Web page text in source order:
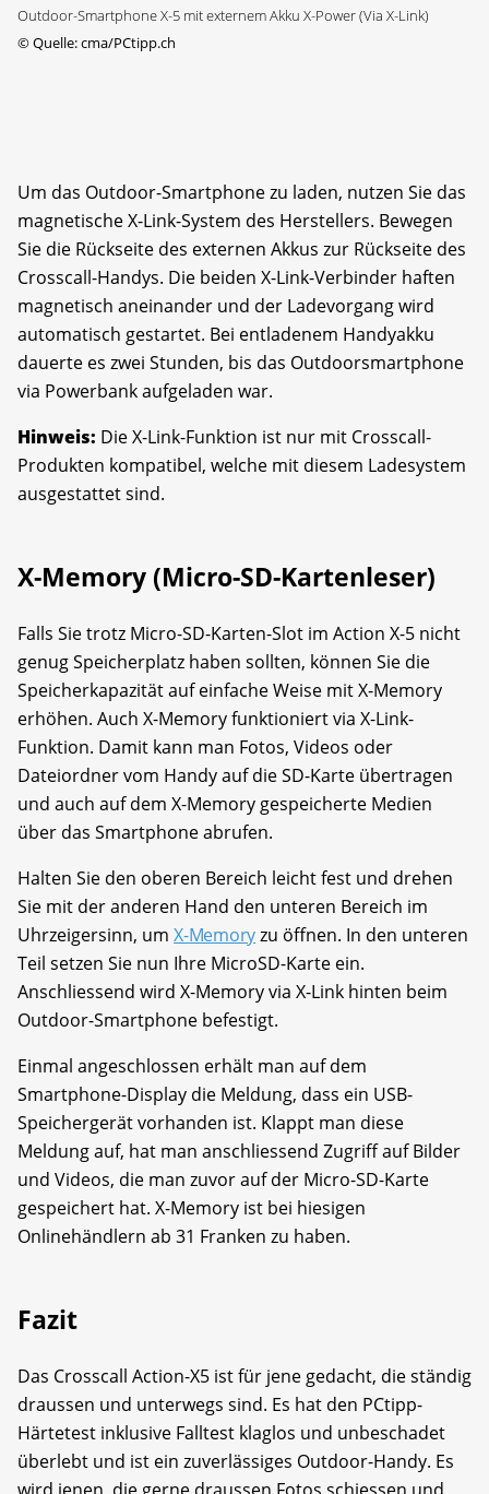
Outdoor-Smartphone X-5 mit externem Akku X-Power (Via X-Link)
©Quelle: cma/PCtipp.ch
Um das Outdoor-Smartphone zu laden, nutzen Sie das
magnetische X-Link-System des Herstellers. Bewegen
Sie die Rückseite des externen Akkus zur Rückseite des
Crosscall-Handys. Die beiden X-Link-Verbinder haften
magnetisch aneinander und der Ladevorgang wird
automatisch gestartet. Bei entladenem Handyakku
dauerte es zwei Stunden, bis das Outdoorsmartphone
via Powerbank aufgeladen war.
Hinweis: Die X-Link-Funktion ist nur mit Crosscall-
Produkten kompatibel, welche mit diesem Ladesystem
ausgestattet sind.
X-Memory (Micro-SD-Kartenleser)
Falls Sie trotz Micro-SD-Karten-Slot im Action X-5 nicht
genug Speicherplatz haben sollten, können Sie die
Speicherkapazität auf einfache Weise mit X-Memory
erhöhen. Auch X-Memory funktioniert via X-Link-
Funktion. Damit kann man Fotos, Videos oder
Dateiordner vom Handy auf die SD-Karte übertragen
und auch auf dem X-Memory gespeicherte Medien
über das Smartphone abrufen.
Halten Sie den oberen Bereich leicht fest und drehen
Sie mit der anderen Hand den unteren Bereich im
Uhrzeigersinn, um X-Memoryzu öffnen. In den unteren
Teil setzen Sie nun Ihre MicroSD-Karte ein.
Anschliessend wird X-Memory via X-Link hinten beim
Outdoor-Smartphone befestigt.
Einmal angeschlossen erhält man auf dem
Smartphone-Display die Meldung, dass ein USB-
Speichergerät vorhanden ist. Klappt man diese
Meldung auf, hat man anschliessend Zugriff auf Bilder
und Videos, die man zuvor auf der Micro-SD-Karte
gespeichert hat. X-Memory ist bei hiesigen
Onlinehändlern ab 31 Franken zu haben.
Fazit
Das Crosscall Action-X5 ist für jene gedacht, die ständig
draussen und unterwegs sind. Es hat den PCtipp-
Härtetest inklusive Falltest klaglos und unbeschadet
überlebt und ist ein zuverlässiges Outdoor-Handy. Es
wird jenen, die gerne draussen Fotos schiessen und